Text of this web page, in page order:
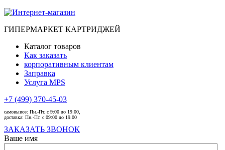
ГИПЕРМАРКЕТ КАРТРИДЖЕЙ
Каталог товаров
Как заказать
корпоративным клиентам
Заправка
Услуга MPS
+7 (499) 370-45-03
самовывоз: Пн.-Пт. с 9:00 до 19:00,
доставка: Пн.-Пт. с 09:00 до 19.00
ЗАКАЗАТЬ ЗВОНОК
Ваше имя